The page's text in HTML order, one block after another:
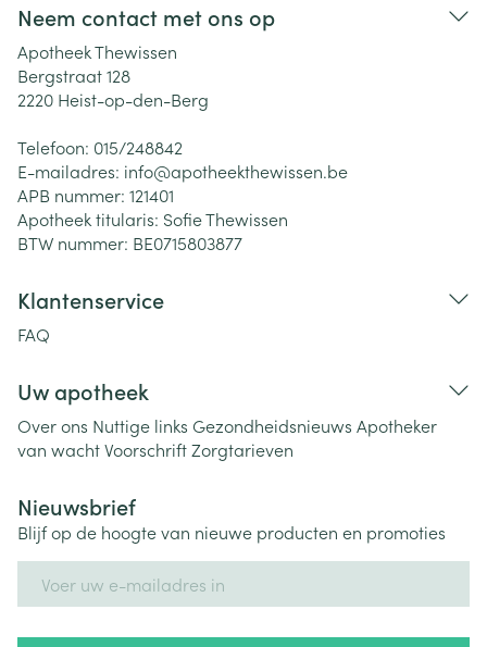
Neem contact met ons op
Apotheek Thewissen
Bergstraat 128
2220 Heist-op-den-Berg
Telefoon: 015/248842
E-mailadres: info@apotheekthewissen.be
APB nummer: 121401
Apotheek titularis: Sofie Thewissen
BTW nummer: BE0715803877
Klantenservice
FAQ
Uw apotheek
Over ons Nuttige links Gezondheidsnieuws Apotheker
van wachtVoorschriftZorgtarieven
Nieuwsbrief
Blijf op de hoogte van nieuwe producten en promoties